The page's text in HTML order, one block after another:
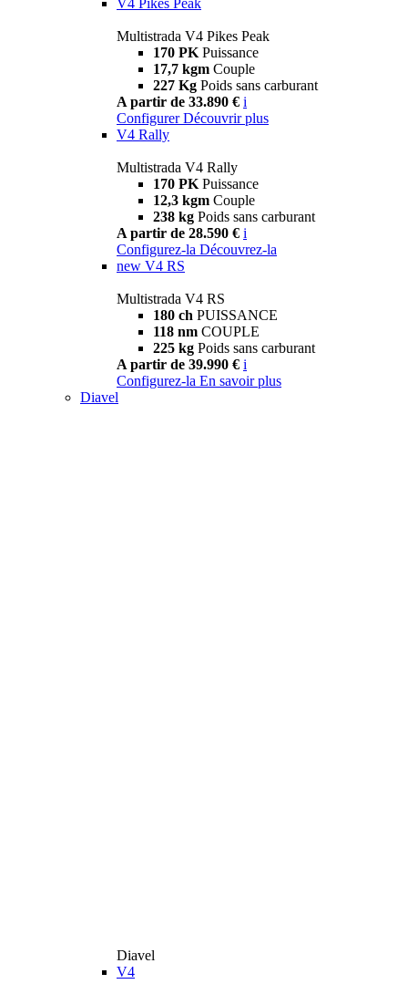
Multistrada V4 Pikes Peak
170 PK Puissance
17,7 kgm Couple
227 Kg Poids sans carburant
A partir de 33.890 € i
Configurer Découvrir plus
V4 Rally
Multistrada V4 Rally
170 PK Puissance
12,3 kgm Couple
238 kg Poids sans carburant
A partir de 28.590 € i
Configurez-la Découvrez-la
new V4 RS
Multistrada V4 RS
180 ch PUISSANCE
118 nm COUPLE
225 kg Poids sans carburant
A partir de 39.990 € i
Configurez-la En savoir plus
Diavel
Diavel
V4